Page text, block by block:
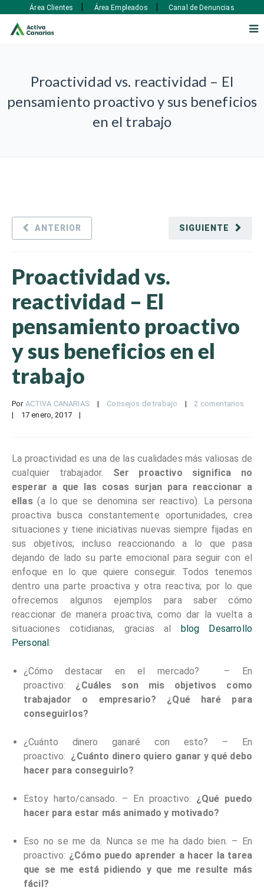
Proactividad vs. reactividad – El
pensamiento proactivo y sus beneficios
en el trabajo
SIGUIENTE
ANTERIOR
Proactividad vs.
reactividad – El
pensamiento proactivo
y sus beneficios en el
trabajo
Por ACTIVA CANARIAS | Consejos de trabajo |
2 comentarios
|
17 enero, 2017 |
La proactividad es una de las cualidades más valiosas de
cualquier trabajador. Ser proactivo significa no
esperar a que las cosas surjan para reaccionar a
ellas(a lo que se denomina ser reactivo). La persona
proactiva busca constantemente oportunidades, crea
situaciones y tiene iniciativas nuevas siempre fijadas en
sus objetivos; incluso reaccionando a lo que pasa
dejando de lado su parte emocional para seguir con el
enfoque en lo que quiere conseguir. Todos tenemos
dentro una parte proactiva y otra reactiva; por lo que
ofrecemos algunos ejemplos para saber cómo
reaccionar de manera proactiva, como dar la vuelta a
situaciones cotidianas, gracias al blog Desarrollo
Personal:
¿Cómo destacar en el mercado? – En
proactivo: ¿Cuáles son mis objetivos como
trabajador o empresario? ¿Qué haré para
conseguirlos?
¿Cuánto dinero ganaré con esto? – En
proactivo: ¿Cuánto dinero quiero ganar y qué debo
hacer para conseguirlo?
Estoy harto/cansado. – En proactivo: ¿Qué puedo
hacer para estar más animado y motivado?
Eso no se me da. Nunca se me ha dado bien. – En
proactivo: ¿Cómo puedo aprender a hacer la tarea
que se me está pidiendo y que me resulte más
fácil?
Área Clientes | Área Empleados | Canal de Denuncias